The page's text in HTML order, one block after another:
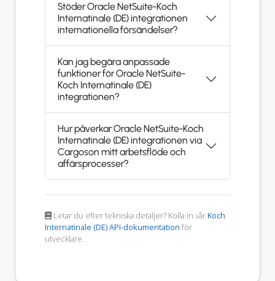
Stöder Oracle NetSuite-Koch
Internatinale (DE) integrationen
internationella försändelser?
Kan jag begära anpassade
funktioner för Oracle NetSuite-
Koch Internatinale (DE)
integrationen?
Hur påverkar Oracle NetSuite-Koch
Internatinale (DE) integrationen via
Cargoson mitt arbetsflöde och
affärsprocesser?
Letar du efter tekniska detaljer? Kolla in vårKoch
Internatinale (DE) API-dokumentation för
utvecklare.